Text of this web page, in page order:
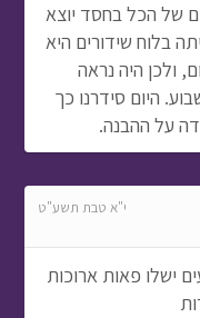
של הכל בחסד יוצא
בלוח שידורים היא
ולכן היה נראה
היום סידרנו כך
על ההבנה.
י"א טבת תשע"ט
ישלו פאות ארוכות